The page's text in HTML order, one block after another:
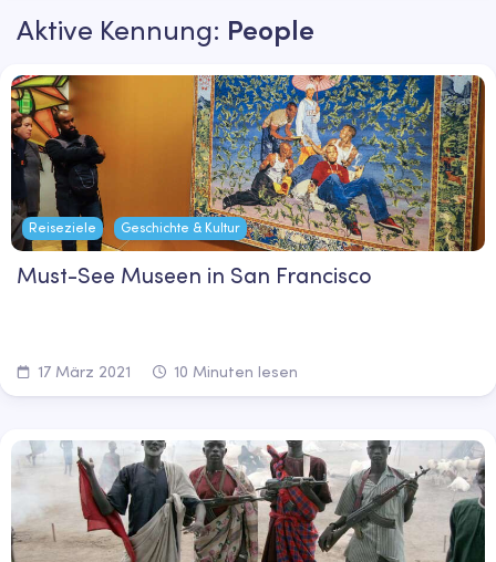
Aktive Kennung: People
Reiseziele Geschichte & Kultur
Must-See Museen in San Francisco
17 März 2021 10 Minuten lesen